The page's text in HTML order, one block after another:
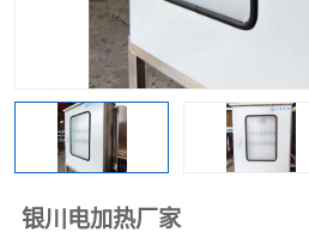
银川电加热厂家